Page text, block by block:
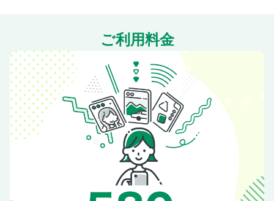
BEFORE→AFTER 4_パート分けで知的な印象に
サロン ＆ メーカーリスト
PRESENT ＆ NEWS
ご利用料金